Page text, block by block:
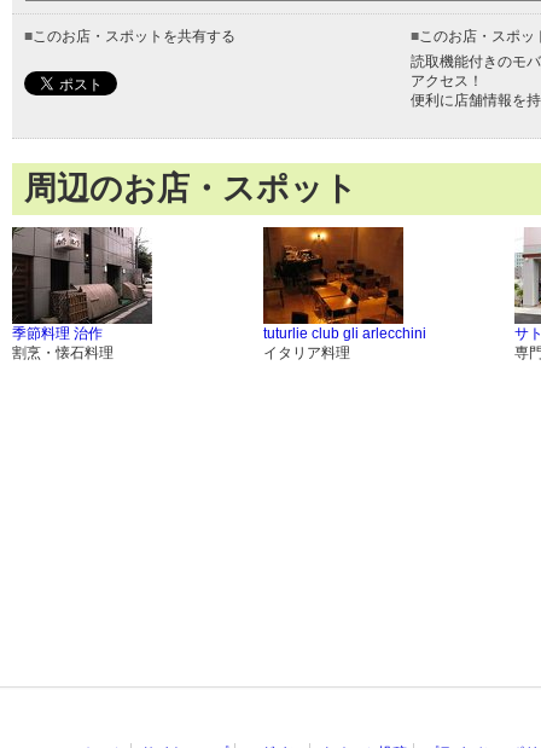
■このお店・スポットを共有する ■このお店・スポッ
読取機能付きのモ
アクセス！
便利に店舗情報を
周辺のお店・スポット
季節料理 治作
割烹・懐石料理
tuturlie club gli arlecchini
イタリア料理
サ
専